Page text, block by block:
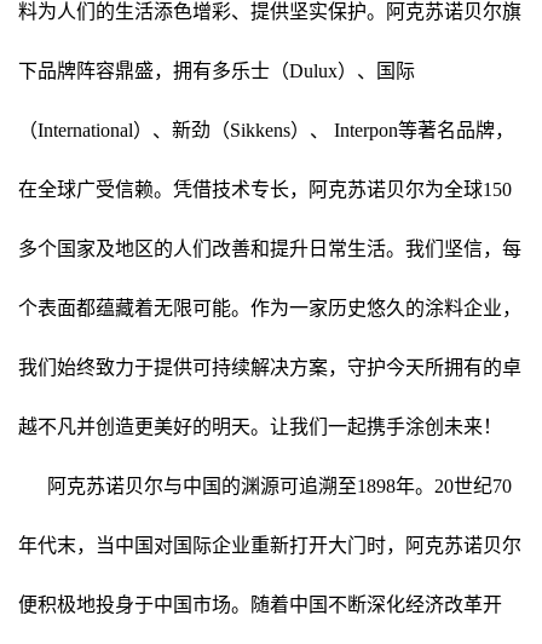
料为人们的生活添色增彩、提供坚实保护。阿克苏诺贝尔旗
下品牌阵容鼎盛，拥有多乐士（Dulux）、国际
（International）、新劲（Sikkens）、 Interpon等著名品牌，
在全球广受信赖。凭借技术专长，阿克苏诺贝尔为全球150
多个国家及地区的人们改善和提升日常生活。我们坚信，每
个表面都蕴藏着无限可能。作为一家历史悠久的涂料企业，
我们始终致力于提供可持续解决方案，守护今天所拥有的卓
越不凡并创造更美好的明天。让我们一起携手涂创未来！
阿克苏诺贝尔与中国的渊源可追溯至1898年。20世纪70
年代末，当中国对国际企业重新打开大门时，阿克苏诺贝尔
便积极地投身于中国市场。随着中国不断深化经济改革开